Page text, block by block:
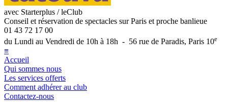
avec Starterplus / leClub
Conseil et réservation de spectacles sur Paris et proche banlieue
01 43 72 17 00
du Lundi au Vendredi de 10h à 18h - 56 rue de Paradis, Paris 10e
≡
Accueil
Qui sommes nous
Les services offerts
Comment adhérer au club
Contactez-nous